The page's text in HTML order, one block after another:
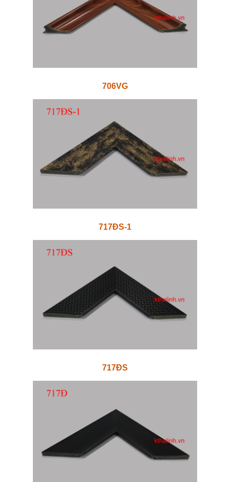
706VG
717ĐS-1
717ĐS